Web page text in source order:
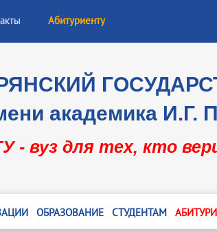
Абитуриенту
академика И.Г.
- вуз для тех, кто
ОБРАЗОВАНИЕ СТУДЕНТАМ